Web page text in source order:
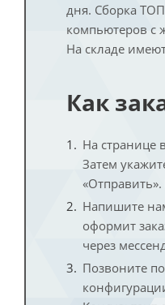
дня. Сборка
компьютеров с
На складе
Как
На странице
Затем
Напишите
оформит
через
Позвоните